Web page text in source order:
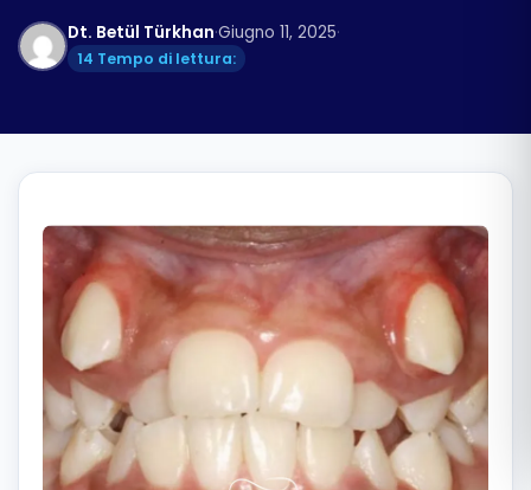
Български
Română
Русский
Dt. Betül Türkhan·Giugno 11, 2025·
14 Tempo di lettura: